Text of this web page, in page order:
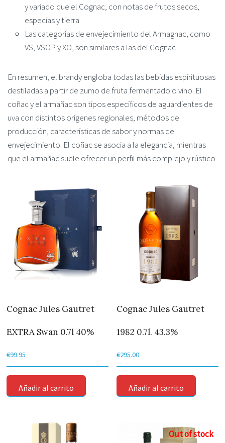
y variado que el Cognac, con notas de frutos secos,
especias y tierra
Las categorías de envejecimiento del Armagnac, como
VS, VSOP y XO, son similares a las del Cognac
En resumen, el brandy engloba todas las bebidas espirituosas
destiladas a partir de zumo de fruta fermentado o vino. El
coñac y el armañac son tipos específicos de aguardientes de
uva con distintos orígenes regionales, métodos de
producción, características de sabor y normas de
envejecimiento. El coñac se asocia a la elegancia, mientras
que el armañac suele ofrecer un perfil más complejo y rústico
Cognac Jules Gautret
EXTRA Swan 0.7l 40%
€99.95
Añadir al carrito
Cognac Jules Gautret
1982 0.7l. 43.3%
€295.00
Añadir al carrito
Out of stock